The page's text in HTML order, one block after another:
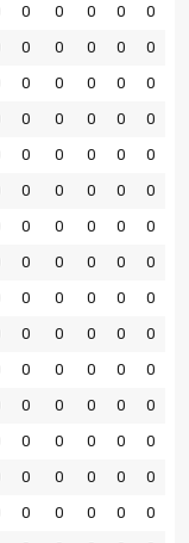
0 0 0 0 0
0 0 0 0 0
0 0 0 0 0
0 0 0 0 0
0 0 0 0 0
0 0 0 0 0
0 0 0 0 0
0 0 0 0 0
0 0 0 0 0
0 0 0 0 0
0 0 0 0 0
0 0 0 0 0
0 0 0 0 0
0 0 0 0 0
0 0 0 0 0